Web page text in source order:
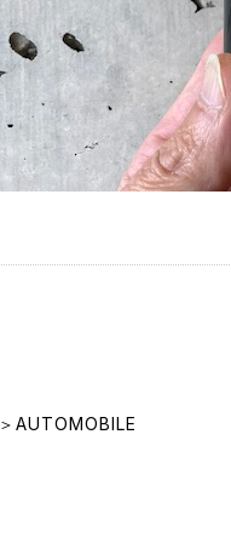
＞AUTOMOBILE